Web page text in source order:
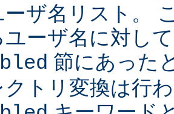
ーザ名リスト。
ユーザ名に対し
節にあった
クトリ変換は行